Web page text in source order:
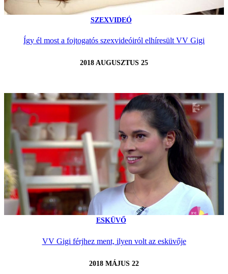
SZEXVIDEÓ
Így él most a fojtogatós szexvideóiról elhíresült VV Gigi
2018 AUGUSZTUS 25
ESKÜVŐ
VV Gigi férjhez ment, ilyen volt az esküvője
2018 MÁJUS 22